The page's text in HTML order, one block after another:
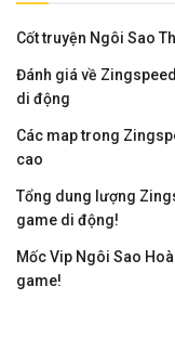
Cốt truyện Ngôi Sao
Đánh giá về
di động
Các map trong
cao
Tổng dung lượng
game di động!
Mốc Vip Ngôi Sao
game!